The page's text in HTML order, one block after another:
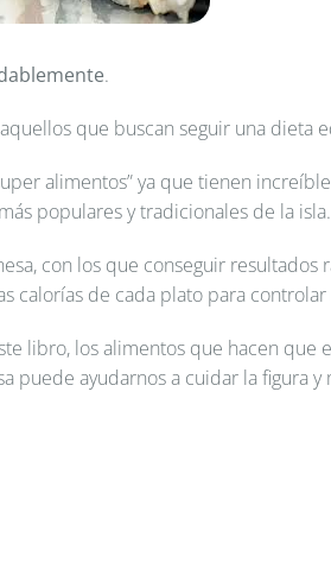
.
que buscan seguir una dieta
alimentos” ya que tienen
populares y tradicionales de la isla.
con los que conseguir resultados
calorías de cada plato para
libro, los alimentos que hacen que
ayudarnos a cuidar la figura